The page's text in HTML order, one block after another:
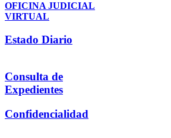
OFICINA JUDICIAL
VIRTUAL
Estado Diario
Consulta de
Expedientes
Confidencialidad